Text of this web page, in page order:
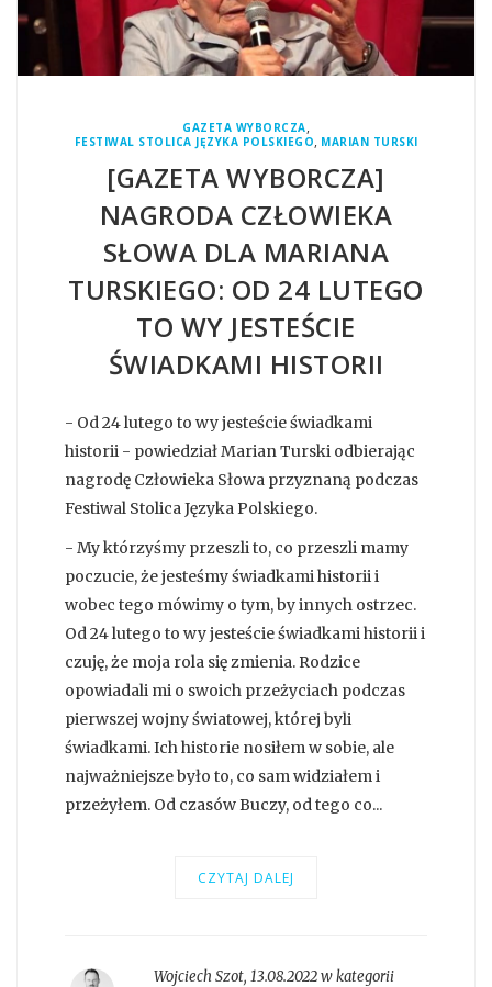
GAZETA WYBORCZA,
FESTIWAL STOLICA JĘZYKA POLSKIEGO, MARIAN TURSKI
[GAZETA WYBORCZA]
NAGRODA CZŁOWIEKA
SŁOWA DLA MARIANA
TURSKIEGO: OD 24 LUTEGO
TO WY JESTEŚCIE
ŚWIADKAMI HISTORII
- Od 24 lutego to wy jesteście świadkami
historii - powiedział Marian Turski odbierając
nagrodę Człowieka Słowa przyznaną podczas
Festiwal Stolica Języka Polskiego.
- My którzyśmy przeszli to, co przeszli mamy
poczucie, że jesteśmy świadkami historii i
wobec tego mówimy o tym, by innych ostrzec.
Od 24 lutego to wy jesteście świadkami historii i
czuję, że moja rola się zmienia. Rodzice
opowiadali mi o swoich przeżyciach podczas
pierwszej wojny światowej, której byli
świadkami. Ich historie nosiłem w sobie, ale
najważniejsze było to, co sam widziałem i
przeżyłem. Od czasów Buczy, od tego co...
CZYTAJ DALEJ
Wojciech Szot, 13.08.2022 w kategorii